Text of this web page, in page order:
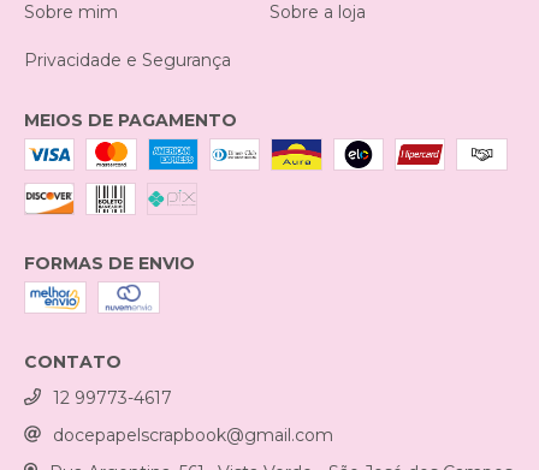
Sobre mim
Sobre a loja
Privacidade e Segurança
MEIOS DE PAGAMENTO
FORMAS DE ENVIO
CONTATO
12 99773-4617
docepapelscrapbook@gmail.com